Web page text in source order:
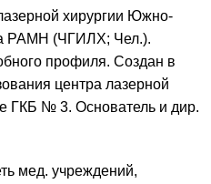
хирургии Южно-
РАМН (ЧГИЛХ; Чел.).
профиля. Создан в
центра лазерной
ГКБ № 3. Основатель и дир.
мед. учреждений,